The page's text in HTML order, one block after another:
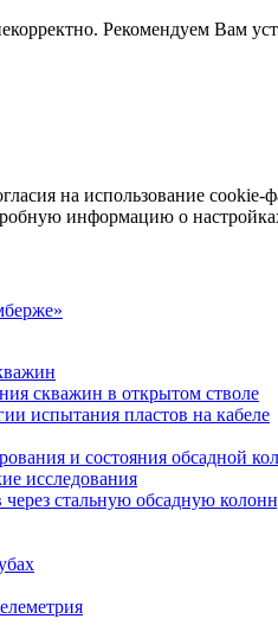
Рекомендуем Вам
на использование cookie-
информацию о
скважин в открытом стволе
испытания пластов на кабеле
и состояния обсадной
исследования
стальную обсадную